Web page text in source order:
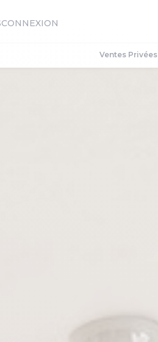
CONNEXION
Ventes Privées